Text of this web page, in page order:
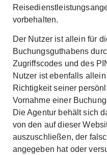
vorbehalten.
Der Nutzer ist allein für
Buchungsguthabens
Zugriffscodes und des
Nutzer ist ebenfalls
Richtigkeit seiner
Vornahme einer
Die Agentur behält sich
von den auf dieser
auszuschließen, der
angegeben hat oder